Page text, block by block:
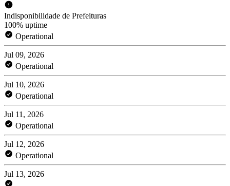
Indisponibilidade de Prefeituras
100% uptime
Operational
Jul 09, 2026
Operational
Jul 10, 2026
Operational
Jul 11, 2026
Operational
Jul 12, 2026
Operational
Jul 13, 2026